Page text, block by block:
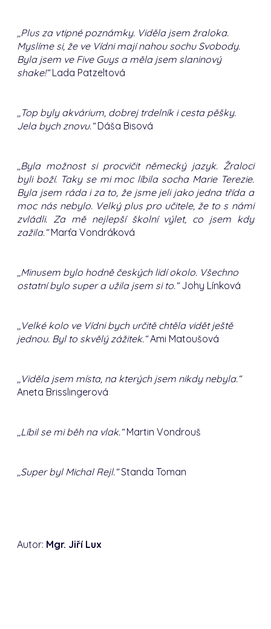
,,Plus za vtipné poznámky. Viděla jsem žraloka.
Myslíme si, že ve Vídni mají nahou sochu Svobody.
Byla jsem ve Five Guys a měla jsem slaninový
shake!“Lada Patzeltová
,,Top byly akvárium, dobrej trdelník i cesta pěšky.
Jela bych znovu.“Dáša Bisová
,,Byla možnost si procvičit německý jazyk. Žraloci
byli boží. Taky se mi moc líbila socha Marie Terezie.
Byla jsem ráda i za to, že jsme jeli jako jedna třída a
moc nás nebylo. Velký plus pro učitele, že to s námi
zvládli. Za mě nejlepší školní výlet, co jsem kdy
zažila.“Marťa Vondráková
,,Minusem bylo hodně českých lidí okolo. Všechno
ostatní bylo super a užila jsem si to.“Johy Línková
,,Velké kolo ve Vídni bych určitě chtěla vidět ještě
jednou. Byl to skvělý zážitek.“Ami Matoušová
,,Viděla jsem místa, na kterých jsem nikdy nebyla.“
Aneta Brisslingerová
,,Líbil se mi běh na vlak.“Martin Vondrouš
,,Super byl Michal Rejl.“Standa Toman
Autor: Mgr. Jiří Lux